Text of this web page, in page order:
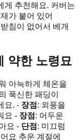
게 추천해요. 커버는
가 붙어 있어
침이 없어서 베개
약한 노령묘
아늑하게 체온을
푹신한 패딩이
요. - 장점 : 외풍을
요 - 장점 : 어두운
요 - 단점 : 미끄럼
요 추운 계절에